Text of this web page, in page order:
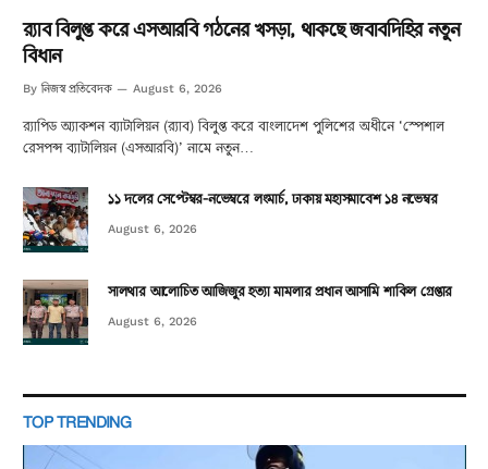
র‌্যাব বিলুপ্ত করে এসআরবি গঠনের খসড়া, থাকছে জবাবদিহির নতুন
বিধান
By নিজস্ব প্রতিবেদক August 6, 2026
র‌্যাপিড অ্যাকশন ব্যাটালিয়ন (র‌্যাব) বিলুপ্ত করে বাংলাদেশ পুলিশের অধীনে ‘স্পেশাল
রেসপন্স ব্যাটালিয়ন (এসআরবি)’ নামে নতুন…
১১ দলের সেপ্টেম্বর-নভেম্বরে লংমার্চ, ঢাকায় মহাসমাবেশ ১৪ নভেম্বর
August 6, 2026
সালথার আলোচিত আজিজুর হত্যা মামলার প্রধান আসামি শাকিল গ্রেপ্তার
August 6, 2026
TOP TRENDING